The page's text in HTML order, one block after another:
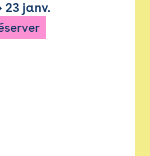
23 janv.